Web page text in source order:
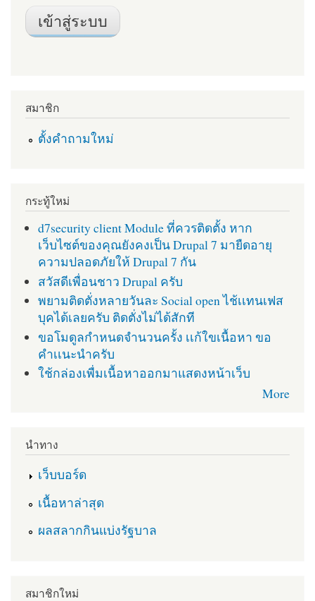
สมาชิก
ตั้งคำถามใหม่
กระทู้ใหม่
d7security client Module ที่ควรติดตั้ง หาก
เว็บไซต์ของคุณยังคงเป็น Drupal 7 มายืดอายุ
ความปลอดภัยให้ Drupal 7 กัน
สวัสดีเพื่อนชาว Drupal ครับ
พยามติดตั่งหลายวันละ Social open ไช้เเทนเฟส
บุคได้เลยครับ ติดตั่งไม่ได้สักที
ขอโมดูลกำหนดจำนวนครั้ง เเก้ใขเนื้อหา ขอ
คำเเนะนำครับ
ใช้กล่องเพื่มเนื้อหาออกมาแสดงหน้าเว็บ
More
นำทาง
เว็บบอร์ด
เนื้อหาล่าสุด
ผลสลากกินแบ่งรัฐบาล
สมาชิกใหม่